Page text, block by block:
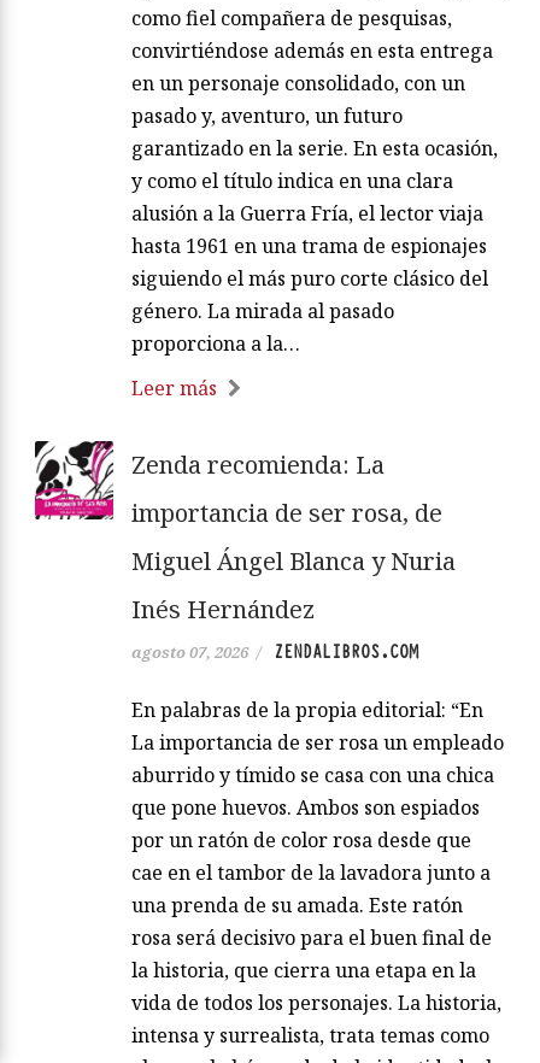
como fiel compañera de pesquisas,
convirtiéndose además en esta entrega
en un personaje consolidado, con un
pasado y, aventuro, un futuro
garantizado en la serie. En esta ocasión,
y como el título indica en una clara
alusión a la Guerra Fría, el lector viaja
hasta 1961 en una trama de espionajes
siguiendo el más puro corte clásico del
género. La mirada al pasado
proporciona a la…
Leer más
Zenda recomienda: La
importancia de ser rosa, de
Miguel Ángel Blanca y Nuria
Inés Hernández
agosto 07, 2026 / ZENDALIBROS.COM
En palabras de la propia editorial: “En
La importancia de ser rosa un empleado
aburrido y tímido se casa con una chica
que pone huevos. Ambos son espiados
por un ratón de color rosa desde que
cae en el tambor de la lavadora junto a
una prenda de su amada. Este ratón
rosa será decisivo para el buen final de
la historia, que cierra una etapa en la
vida de todos los personajes. La historia,
intensa y surrealista, trata temas como